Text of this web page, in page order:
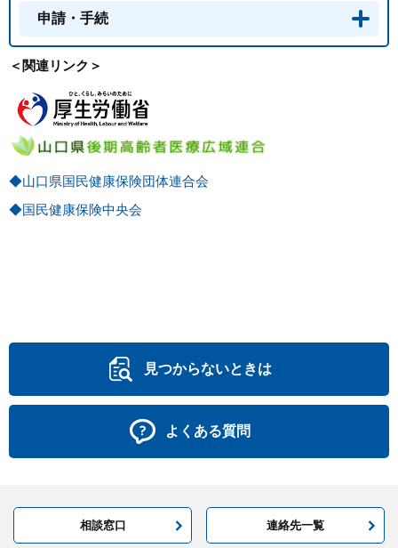
申請・手続
＜関連リンク＞
◆山口県国民健康保険団体連合会
◆国民健康保険中央会
見つからないときは
よくある質問
相談窓口 連絡先一覧